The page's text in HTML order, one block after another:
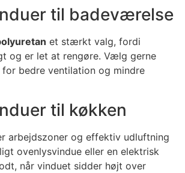
til badeværelse
et stærkt valg, fordi
og er let at rengøre. Vælg gerne
bedre ventilation og mindre
til køkken
arbejdszoner og effektiv udluftning
ovenlysvindue eller en elektrisk
når vinduet sidder højt over